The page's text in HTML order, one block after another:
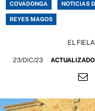
COVADONGA NOTICIAS
REYES MAGOS
EL
23/DIC/23